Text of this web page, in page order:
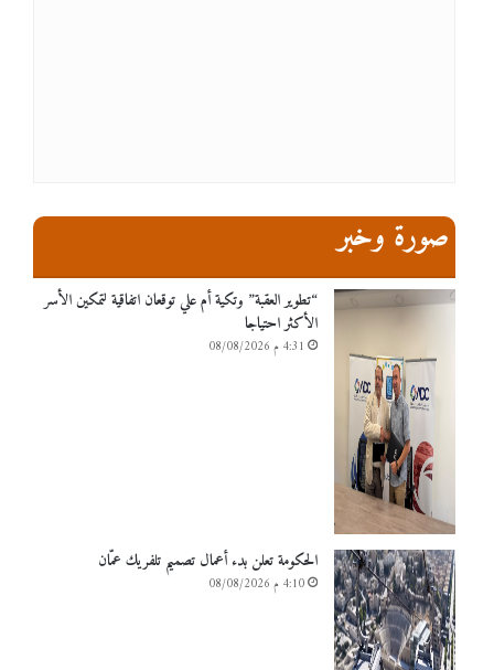
صورة وخبر
“تطوير العقبة” وتكية أم علي توقعان اتفاقية لتمكين الأسر
الأكثر احتياجا
4:31 م 08/08/2026
الحكومة تعلن بدء أعمال تصميم تلفريك عمّان
4:10 م 08/08/2026